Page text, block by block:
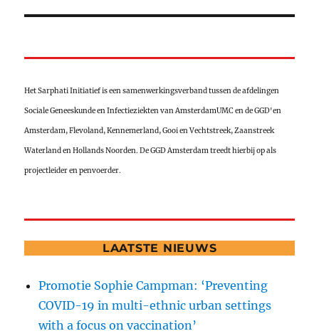
Het Sarphati Initiatief is een samenwerkingsverband tussen de afdelingen
Sociale Geneeskunde en Infectieziekten van AmsterdamUMC en de GGD'en
Amsterdam, Flevoland, Kennemerland, Gooi en Vechtstreek, Zaanstreek
Waterland en Hollands Noorden. De GGD Amsterdam treedt hierbij op als
projectleider en penvoerder.
LAATSTE NIEUWS
Promotie Sophie Campman: ‘Preventing
COVID-19 in multi-ethnic urban settings
with a focus on vaccination’